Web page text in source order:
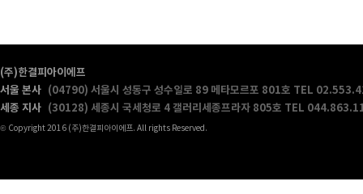
(주)한결피아이에프
서울 본사 (04790) 서울시 성동구 성수일로 89 메타모르포 801호 TEL
세종 지사 (30128) 세종시 국세청로 4 갤러리세종프라자 805호 TEL
© Copyright 2016 (주)한결피아이에프. All rights Reserved.